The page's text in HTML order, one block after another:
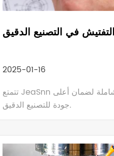
في التصنيع الدقيق
2025-01-16
تتمتع JeaSnn بمعدات فحص شاملة لضمان أعلى
جودة للتصنيع الدقيق.